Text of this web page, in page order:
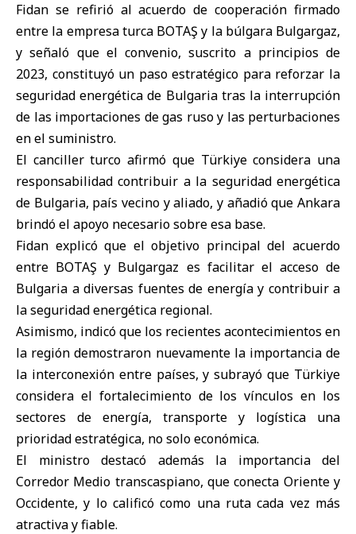
Fidan se refirió al acuerdo de cooperación firmado
entre la empresa turca BOTAŞ y la búlgara Bulgargaz,
y señaló que el convenio, suscrito a principios de
2023, constituyó un paso estratégico para reforzar la
seguridad energética de Bulgaria tras la interrupción
de las importaciones de gas ruso y las perturbaciones
en el suministro.
El canciller turco afirmó que Türkiye considera una
responsabilidad contribuir a la seguridad energética
de Bulgaria, país vecino y aliado, y añadió que Ankara
brindó el apoyo necesario sobre esa base.
Fidan explicó que el objetivo principal del acuerdo
entre BOTAŞ y Bulgargaz es facilitar el acceso de
Bulgaria a diversas fuentes de energía y contribuir a
la seguridad energética regional.
Asimismo, indicó que los recientes acontecimientos en
la región demostraron nuevamente la importancia de
la interconexión entre países, y subrayó que Türkiye
considera el fortalecimiento de los vínculos en los
sectores de energía, transporte y logística una
prioridad estratégica, no solo económica.
El ministro destacó además la importancia del
Corredor Medio transcaspiano, que conecta Oriente y
Occidente, y lo calificó como una ruta cada vez más
atractiva y fiable.